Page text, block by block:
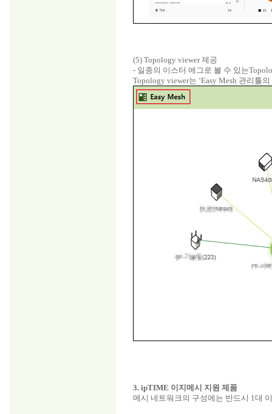
(5) Topology viewer 제공
- 일종의 이스터 에그로 볼 수 있는
Topology viewer는 ‘Easy Mesh 관리툴
3. ipTIME 이지메시 지원 제품
메시 네트워크의 구성에는 반드시 1대